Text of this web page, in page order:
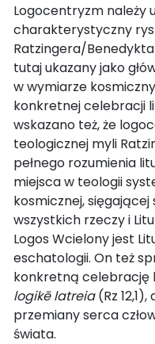
Logocentryzm należy
charakterystyczny
Ratzingera/
tutaj ukazany jako
w wymiarze
konkretnej celebracji
wskazano też, że
teologicznej myli
pełnego rozumienia
miejsca w teologii
kosmicznej,
wszystkich rzeczy i
Logos Wcielony jest
eschatologii. On też
konkretną celebrację
logikē latreia(Rz
przemiany serca
świata.